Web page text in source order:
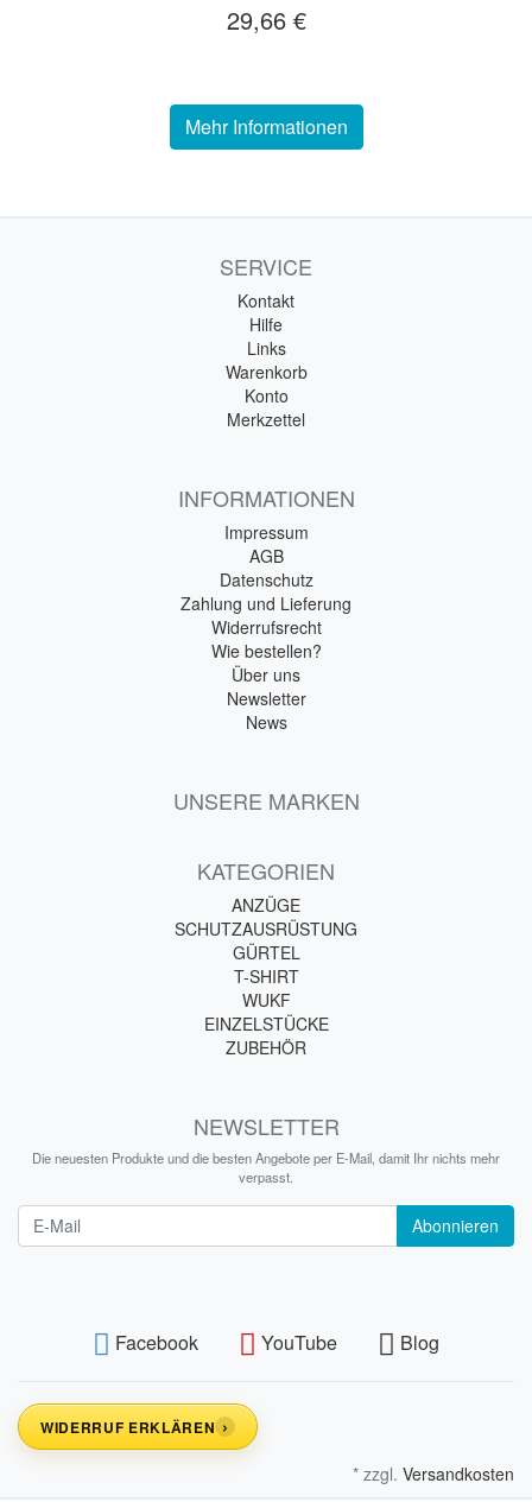
29,66 €
Mehr Informationen
SERVICE
Kontakt
Hilfe
Links
Warenkorb
Konto
Merkzettel
INFORMATIONEN
Impressum
AGB
Datenschutz
Zahlung und Lieferung
Widerrufsrecht
Wie bestellen?
Über uns
Newsletter
News
UNSERE MARKEN
KATEGORIEN
ANZÜGE
SCHUTZAUSRÜSTUNG
GÜRTEL
T-SHIRT
WUKF
EINZELSTÜCKE
ZUBEHÖR
NEWSLETTER
Die neuesten Produkte und die besten Angebote per E-Mail, damit Ihr nichts mehr
verpasst.
Abonnieren
Facebook YouTube Blog
WIDERRUF ERKLÄREN ›
* zzgl. Versandkosten